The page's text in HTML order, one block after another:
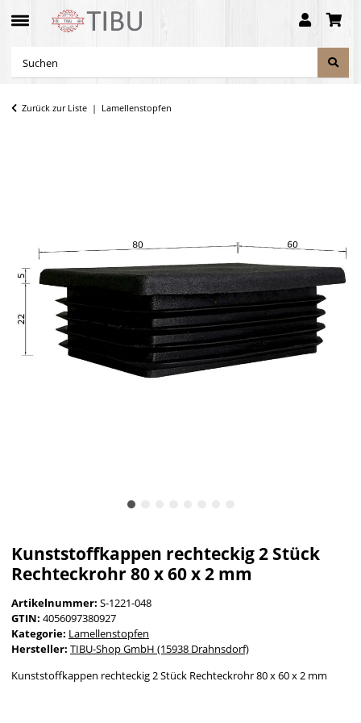
Zurück zur Liste Lamellenstopfen
Kunststoffkappen rechteckig 2 Stück
Rechteckrohr 80 x 60 x 2 mm
Artikelnummer: S-1221-048
GTIN: 4056097380927
Kategorie: Lamellenstopfen
Hersteller: TIBU-Shop GmbH (15938 Drahnsdorf)
Kunststoffkappen rechteckig 2 Stück Rechteckrohr 80 x 60 x 2 mm